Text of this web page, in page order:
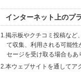
インターネット上のプ
1.掲示板やクチコミ投稿など
て収集、利用される可能
セージを受け取る場合もあ
2.本ウェブサイトを通してア